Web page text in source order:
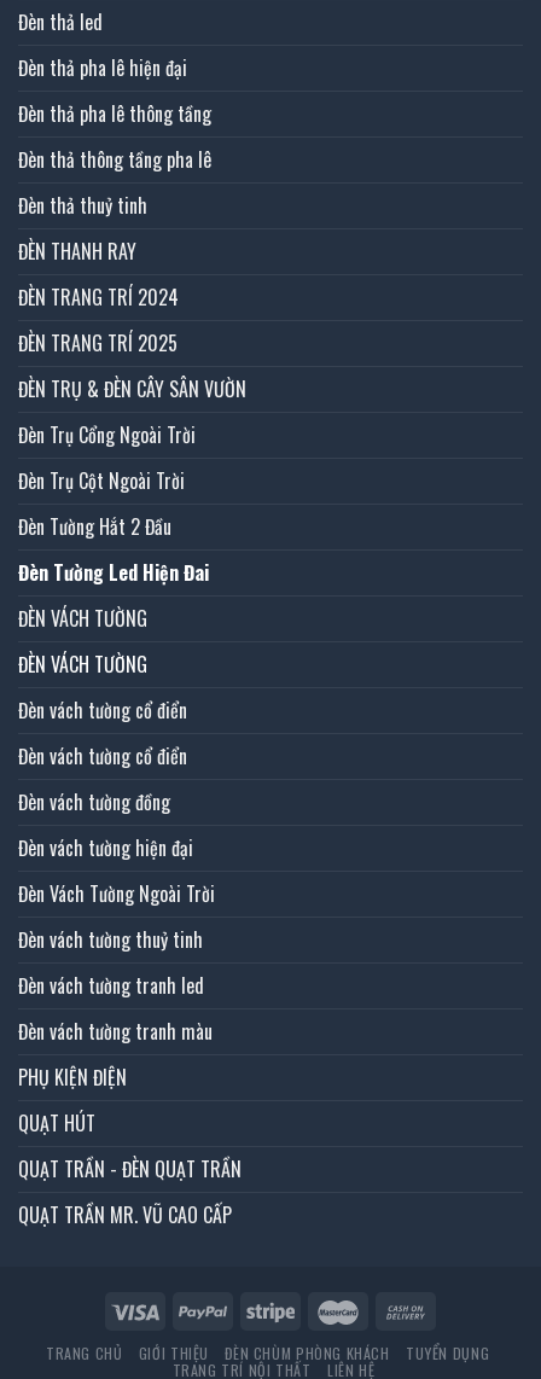
Đèn thả led
Đèn thả pha lê hiện đại
Đèn thả pha lê thông tầng
Đèn thả thông tầng pha lê
Đèn thả thuỷ tinh
ĐÈN THANH RAY
ĐÈN TRANG TRÍ 2024
ĐÈN TRANG TRÍ 2025
ĐÈN TRỤ & ĐÈN CÂY SÂN VƯỜN
Đèn Trụ Cổng Ngoài Trời
Đèn Trụ Cột Ngoài Trời
Đèn Tường Hắt 2 Đầu
Đèn Tường Led Hiện Đai
ĐÈN VÁCH TƯỜNG
ĐÈN VÁCH TƯỜNG
Đèn vách tường cổ điển
Đèn vách tường cổ điển
Đèn vách tường đồng
Đèn vách tường hiện đại
Đèn Vách Tường Ngoài Trời
Đèn vách tường thuỷ tinh
Đèn vách tường tranh led
Đèn vách tường tranh màu
PHỤ KIỆN ĐIỆN
QUẠT HÚT
QUẠT TRẦN - ĐÈN QUẠT TRẦN
QUẠT TRẦN MR. VŨ CAO CẤP
TRANG CHỦ GIỚI THIỆU ĐÈN CHÙM PHÒNG KHÁCH TUYỂN DỤNG
TRANG TRÍ NỘI THẤT LIÊN HỆ